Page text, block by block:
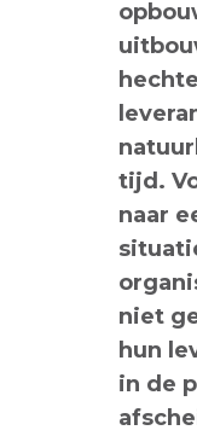
tijd.
naar
niet
hun
in de